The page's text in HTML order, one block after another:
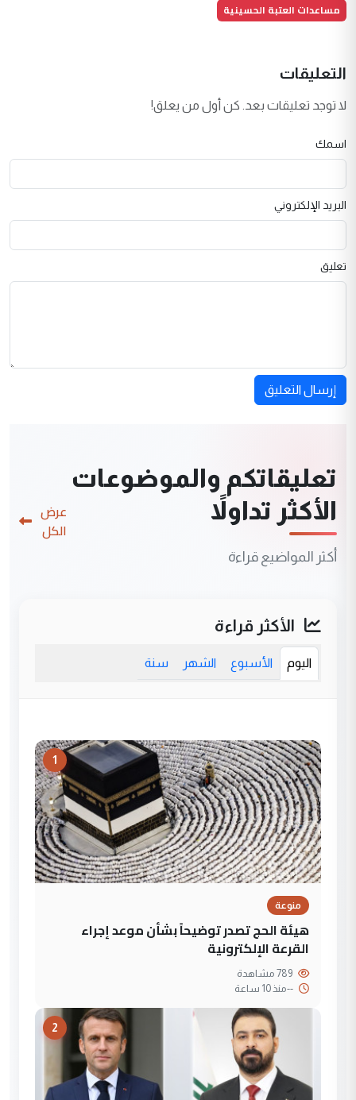
مساعدات العتبة الحسينية
التعليقات
لا توجد تعليقات بعد. كن أول من يعلق!
اسمك
البريد الإلكتروني
تعليق
إرسال التعليق
تعليقاتكم والموضوعات
الأكثر تداولاً
أكثر المواضيع قراءة
عرض
الكل
الأكثر قراءة
اليوم الأسبوع الشهر سنة
1
منوعة
هيئة الحج تصدر توضيحاً بشأن موعد إجراء
القرعة الإلكترونية
--منذ 10 ساعة
2